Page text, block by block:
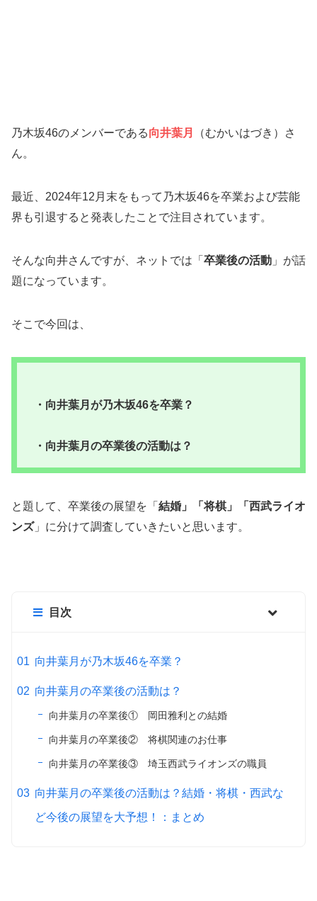
乃木坂46のメンバーである向井葉月
（むかいはづき）さ
ん。
最近、2024年12月末をもって乃木坂46を卒業および芸能
界も引退すると発表したことで注目されています。
そんな向井さんですが、ネットでは「 卒業後の活動 」が話
題になっています。
そこで今回は、
・向井葉月が乃木坂46を卒業？
・向井葉月の卒業後の活動は？
と題して、卒業後の展望を「 結婚」「将棋」「西武ライオ
ンズ」に分けて調査していきたいと思います。
目次
向井葉月が乃木坂46を卒業？
向井葉月の卒業後の活動は？
向井葉月の卒業後① 岡田雅利との結婚
向井葉月の卒業後② 将棋関連のお仕事
向井葉月の卒業後③ 埼玉西武ライオンズの職員
向井葉月の卒業後の活動は？結婚・将棋・西武な
ど今後の展望を大予想！：まとめ